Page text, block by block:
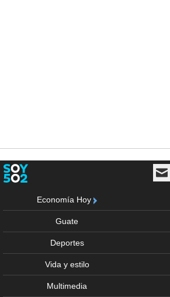
Economía Hoy
Guate
Deportes
Vida y estilo
Multimedia